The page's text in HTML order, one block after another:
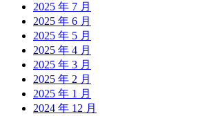
2025 年 7 月
2025 年 6 月
2025 年 5 月
2025 年 4 月
2025 年 3 月
2025 年 2 月
2025 年 1 月
2024 年 12 月